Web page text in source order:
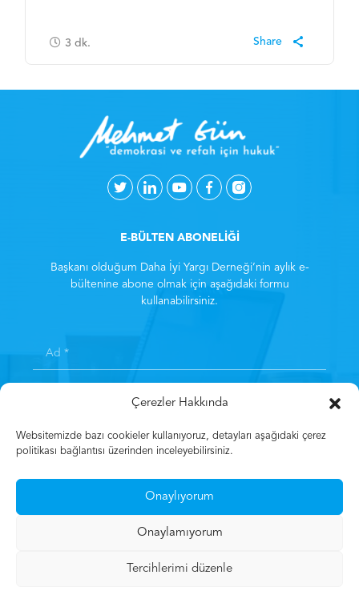
Çerezler Hakkında
Websitemizde bazı cookieler kullanıyoruz, detayları aşağıdaki çerez
politikası bağlantısı üzerinden inceleyebilirsiniz.
Onaylıyorum
Onaylamıyorum
Tercihlerimi düzenle
3 dk.
E-BÜLTEN ABONELİĞİ
Başkanı olduğum Daha İyi Yargı Derneği’nin aylık e-
bültenine abone olmak için aşağıdaki formu
kullanabilirsiniz.